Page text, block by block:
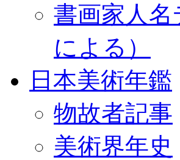
書画家人
による）
日本美術年鑑
物故者記事
美術界年史